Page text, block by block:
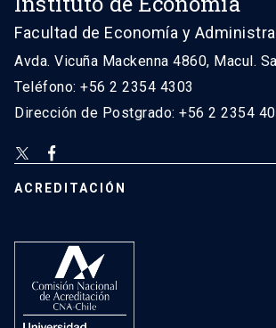
Facultad de Economía y
Avda. Vicuña Mackenna 4860, Macul.
Teléfono: +56 2 2354 4303
Dirección de Postgrado: +56 2 2354
ACREDITACIÓN